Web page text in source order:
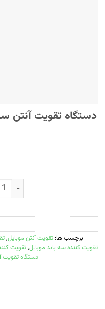
برچسب ها: تقویت آنتن موبایل,
تقویت کننده سه باند موبایل,تقویت
دستگاه تقویت